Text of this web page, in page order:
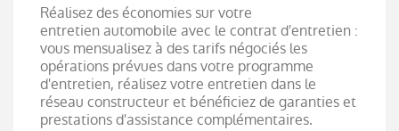
Réalisez des économies sur votre
entretien automobile avec le contrat d'entretien :
vous mensualisez à des tarifs négociés les
opérations prévues dans votre programme
d'entretien, réalisez votre entretien dans le
réseau constructeur et bénéficiez de garanties et
prestations d'assistance complémentaires.